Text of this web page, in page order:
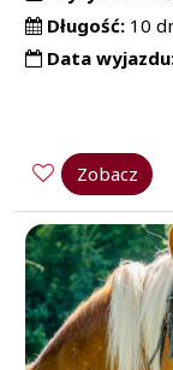
Długość: 10
Data
Zobacz